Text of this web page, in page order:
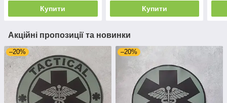
Купити Купити
Акційні пропозиції та новинки
–20% –20%